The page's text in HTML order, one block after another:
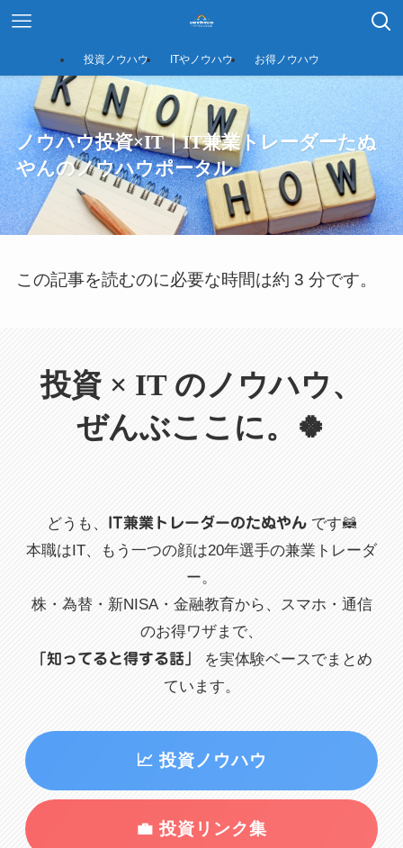
投資ノウハウ ITやノウハウ お得ノウハウ
ノウハウ投資×IT｜IT兼業トレーダーたぬ
やんのノウハウポータル
この記事を読むのに必要な時間は約 3 分です。
投資 × IT のノウハウ、
ぜんぶここに。🍀
どうも、 IT兼業トレーダーのたぬやんです🦝
本職はIT、もう一つの顔は20年選手の兼業トレーダ
ー。
株・為替・新NISA・金融教育から、スマホ・通信
のお得ワザまで、
「知ってると得する話」
を実体験ベースでまとめ
ています。
📈 投資ノウハウ
💼 投資リンク集